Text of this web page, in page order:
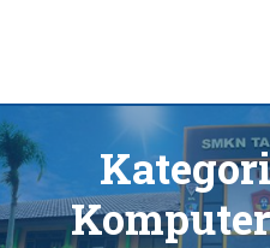
Situs Resmi